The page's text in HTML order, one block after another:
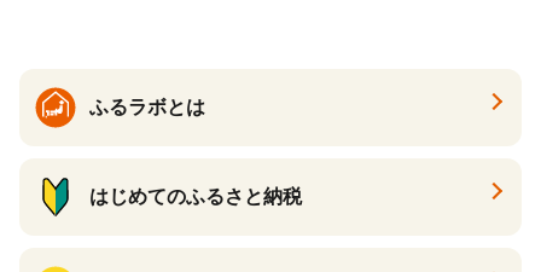
ふるラボとは
はじめてのふるさと納税